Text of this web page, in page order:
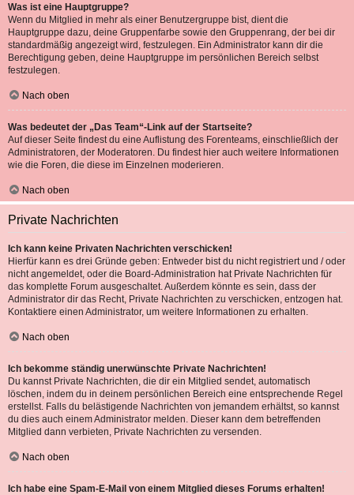
Was ist eine Hauptgruppe?
Wenn du Mitglied in mehr als einer Benutzergruppe bist, dient die
Hauptgruppe dazu, deine Gruppenfarbe sowie den Gruppenrang, der bei dir
standardmäßig angezeigt wird, festzulegen. Ein Administrator kann dir die
Berechtigung geben, deine Hauptgruppe im persönlichen Bereich selbst
festzulegen.
Nach oben
Was bedeutet der „Das Team“-Link auf der Startseite?
Auf dieser Seite findest du eine Auflistung des Forenteams, einschließlich der
Administratoren, der Moderatoren. Du findest hier auch weitere Informationen
wie die Foren, die diese im Einzelnen moderieren.
Nach oben
Private Nachrichten
Ich kann keine Privaten Nachrichten verschicken!
Hierfür kann es drei Gründe geben: Entweder bist du nicht registriert und / oder
nicht angemeldet, oder die Board-Administration hat Private Nachrichten für
das komplette Forum ausgeschaltet. Außerdem könnte es sein, dass der
Administrator dir das Recht, Private Nachrichten zu verschicken, entzogen hat.
Kontaktiere einen Administrator, um weitere Informationen zu erhalten.
Nach oben
Ich bekomme ständig unerwünschte Private Nachrichten!
Du kannst Private Nachrichten, die dir ein Mitglied sendet, automatisch
löschen, indem du in deinem persönlichen Bereich eine entsprechende Regel
erstellst. Falls du belästigende Nachrichten von jemandem erhältst, so kannst
du dies auch einem Administrator melden. Dieser kann dem betreffenden
Mitglied dann verbieten, Private Nachrichten zu versenden.
Nach oben
Ich habe eine Spam-E-Mail von einem Mitglied dieses Forums erhalten!